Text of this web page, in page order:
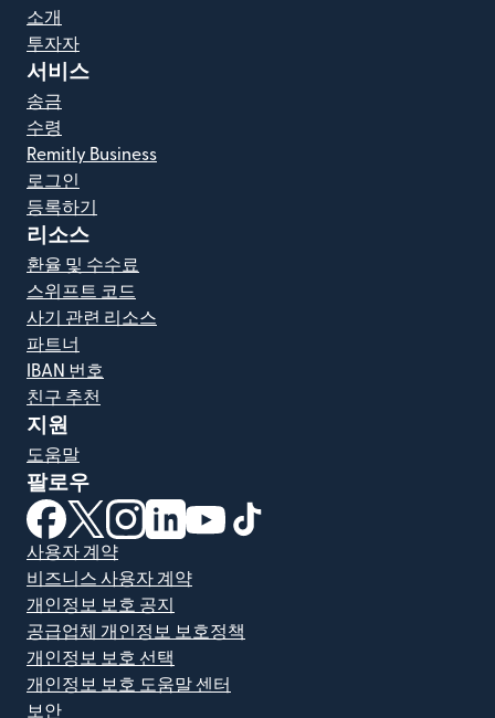
소개
투자자
서비스
송금
수령
Remitly Business
로그인
등록하기
리소스
환율 및 수수료
스위프트 코드
사기 관련 리소스
파트너
IBAN 번호
친구 추천
지원
도움말
팔로우
(새 창에서 열림)
(새 창에서 열림)
(새 창에서 열림)
(새 창에서 열림)
(새 창에서 열림)
사용자 계약
비즈니스 사용자 계약
개인정보 보호 공지
공급업체 개인정보 보호정책
개인정보 보호 선택
개인정보 보호 도움말 센터
보안